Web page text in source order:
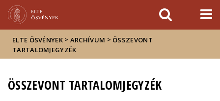
sajtóban
ELTE ÖSVÉNYEK > ARCHÍVUM > ÖSSZEVONT
TARTALOMJEGYZÉK
ÖSSZEVONT TARTALOMJEGYZÉK